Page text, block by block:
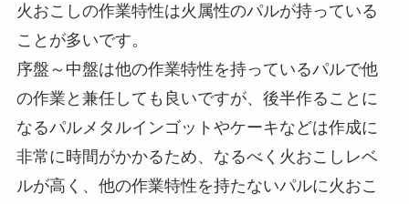
火おこしの作業特性は火属性のパルが持っている
ことが多いです。
序盤～中盤は他の作業特性を持っているパルで他
の作業と兼任しても良いですが、後半作ることに
なるパルメタルインゴットやケーキなどは作成に
非常に時間がかかるため、 なるべく火おこしレベ
ルが高く、他の作業特性を持たないパルに火おこ